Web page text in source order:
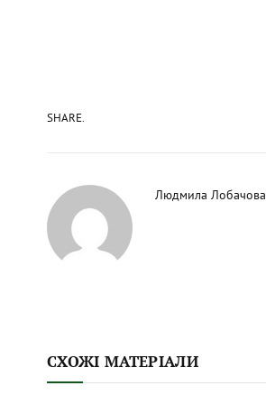
SHARE.
Людмила Лобачова
СХОЖІ МАТЕРІАЛИ